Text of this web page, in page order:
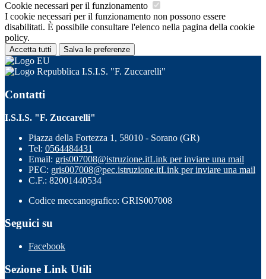
Cookie necessari per il funzionamento
I cookie necessari per il funzionamento non possono essere
disabilitati. È possibile consultare l'elenco nella pagina della cookie
policy.
Accetta tutti Salva le preferenze
I.S.I.S. "F. Zuccarelli"
Contatti
I.S.I.S. "F. Zuccarelli"
Piazza della Fortezza 1, 58010 - Sorano (GR)
Tel: 0564484431
Email: gris007008@istruzione.itLink per inviare una mail
PEC: gris007008@pec.istruzione.itLink per inviare una mail
C.F.: 82001440534
Codice meccanografico: GRIS007008
Seguici su
Facebook
Sezione Link Utili